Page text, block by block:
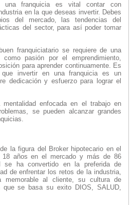
una franquicia es vital contar con
en la que deseas invertir. Debes
del mercado, las tendencias del
del sector, para así poder tomar
franquiciatario se requiere de una
como pasión por el emprendimiento,
para aprender continuamente. Es
que invertir en una franquicia es un
dedicación y esfuerzo para lograr el
enfocada en el trabajo en
se pueden alcanzar grandes
la figura del Broker hipotecario en el
años en el mercado y más de 86
se ha convertido en la preferida de
de enfrentar los retos de la industria,
memorable al cliente, su cultura de
se basa su exito DIOS, SALUD,